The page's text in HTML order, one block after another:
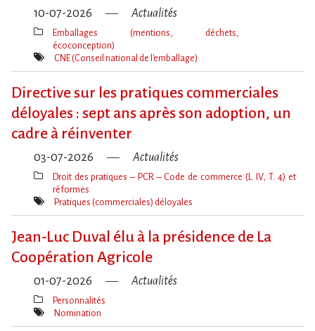
10-07-2026 Actualités
Thèmes(s)
Emballages (mentions, déchets,
écoconception)
Mot(s)-
CNE (Conseil national de l'emballage)
Directive sur les pratiques commerciales
déloyales : sept ans après son adoption, un
cadre à réinventer
03-07-2026 Actualités
Thèmes(s)
Droit des pratiques – PCR – Code de commerce (L. IV, T. 4) et
réformes
Mot(s)-
Pratiques (commerciales) déloyales
Jean-Luc Duval élu à la présidence de La
Coopération Agricole
01-07-2026 Actualités
Thèmes(s)
Personnalités
Mot(s)-
Nomination